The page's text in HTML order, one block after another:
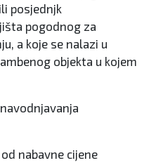
posjednjk
pogodnog za
a koje se nalazi u
objekta u kojem
nabavne cijene